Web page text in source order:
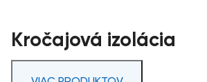
Kročajová izolácia